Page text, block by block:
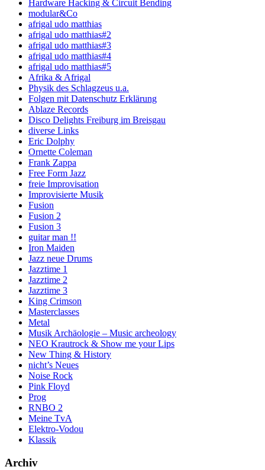
Hardware Hacking & Circuit Bending
modular&Co
afrigal udo matthias
afrigal udo matthias#2
afrigal udo matthias#3
afrigal udo matthias#4
afrigal udo matthias#5
Afrika & Afrigal
Physik des Schlagzeus u.a.
Folgen mit Datenschutz Erklärung
Ablaze Records
Disco Delights Freiburg im Breisgau
diverse Links
Eric Dolphy
Ornette Coleman
Frank Zappa
Free Form Jazz
freie Improvisation
Improvisierte Musik
Fusion
Fusion 2
Fusion 3
guitar man !!
Iron Maiden
Jazz neue Drums
Jazztime 1
Jazztime 2
Jazztime 3
King Crimson
Masterclasses
Metal
Musik Archäologie – Music archeology
NEO Krautrock & Show me your Lips
New Thing & History
nicht’s Neues
Noise Rock
Pink Floyd
Prog
RNBO 2
Meine TvA
Elektro-Vodou
Klassik
Archiv